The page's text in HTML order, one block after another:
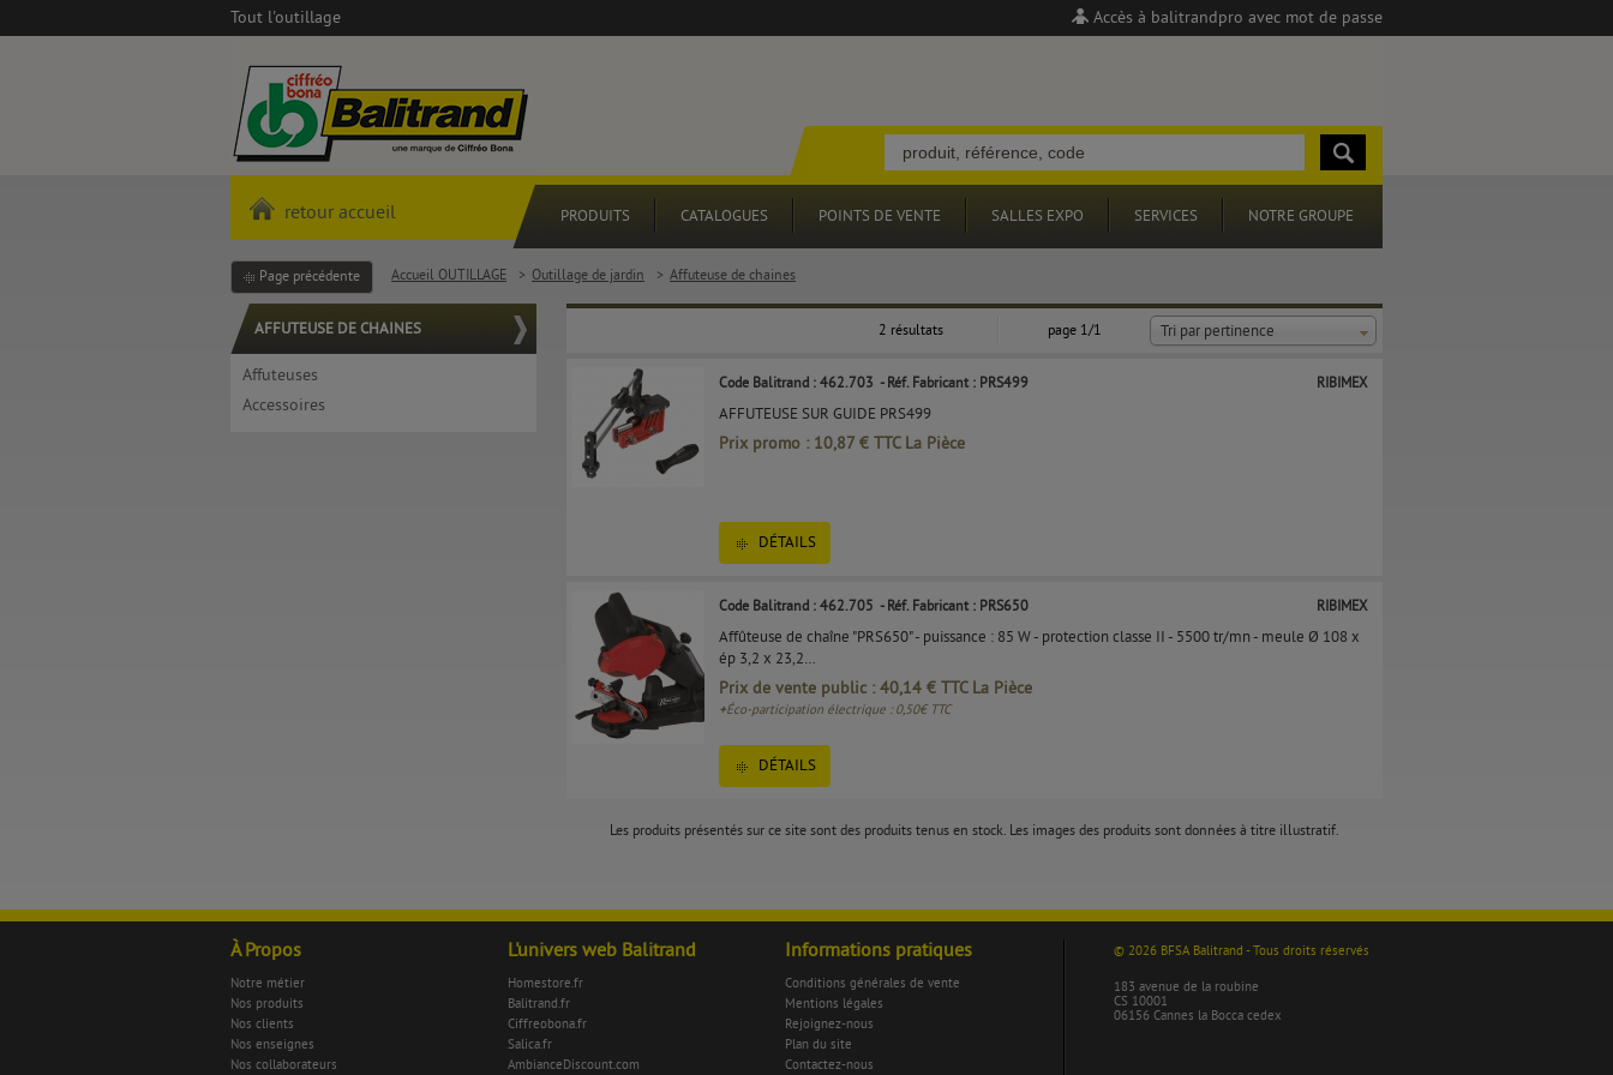
Tout l'outillage Accès à balitrandpro avec mot de passe
retour accueil PRODUITS CATALOGUES POINTS DE VENTE SALLES EXPO SERVICES NOTRE GROUPE
Page précédente Accueil OUTILLAGE > Outillage de jardin > Affuteuse de chaines
AFFUTEUSE DE CHAINES
Affuteuses
Accessoires
2 résultats page 1/1 Tri par pertinence
Code Balitrand : 462.703 - Réf. Fabricant : PRS499 RIBIMEX
AFFUTEUSE SUR GUIDE PRS499
Prix promo : 10,87 € TTC La Pièce
DÉTAILS
Code Balitrand : 462.705 - Réf. Fabricant : PRS650 RIBIMEX
Affûteuse de chaîne "PRS650" - puissance : 85 W - protection classe II - 5500 tr/mn - meule Ø 108 x
ép 3,2 x 23,2…
Prix de vente public : 40,14 € TTC La Pièce
+Éco-participation électrique : 0,50€ TTC
DÉTAILS
Les produits présentés sur ce site sont des produits tenus en stock. Les images des produits sont données à titre illustratif.
À Propos
Notre métier
Nos produits
Nos clients
Nos enseignes
Nos collaborateurs
L'univers web Balitrand
Homestore.fr
Balitrand.fr
Ciffreobona.fr
Salica.fr
AmbianceDiscount.com
Informations pratiques
Conditions générales de vente
Mentions légales
Rejoignez-nous
Plan du site
Contactez-nous
© 2026 BFSA Balitrand - Tous droits réservés
183 avenue de la roubine
CS 10001
06156 Cannes la Bocca cedex